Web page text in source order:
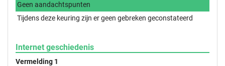
Geen aandachtspunten
Tijdens deze keuring zijn er geen gebreken geconstateerd
Internet geschiedenis
Vermelding 1